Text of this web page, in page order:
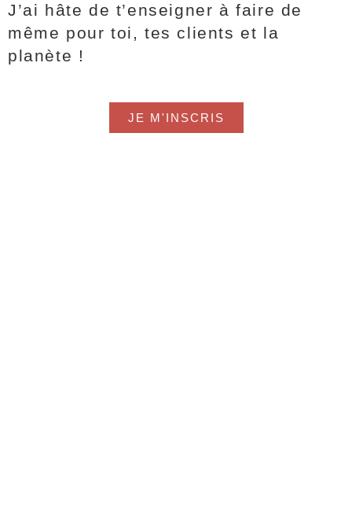
J’ai hâte de t’enseigner à faire de
même pour toi, tes clients et la
planète !
JE M'INSCRIS